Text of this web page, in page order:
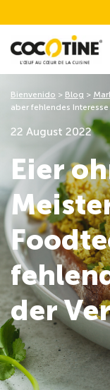
22 August 2022
Eier
der
Bienvenido > Blog >
aber fehlendes